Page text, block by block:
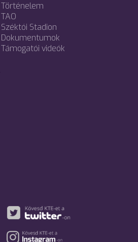
Történelem
TAO
Széktói Stadion
Dokumentumok
Támogatói videók